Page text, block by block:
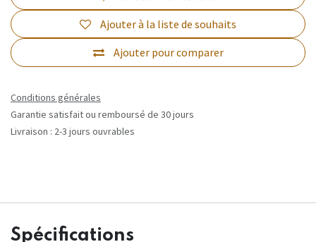
Ajouter pour comparer
Ajouter à la liste de souhaits
Conditions générales
Garantie satisfait ou remboursé de 30 jours
Livraison : 2-3 jours ouvrables
Spécifications